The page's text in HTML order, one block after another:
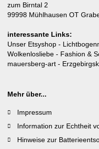
zum Birntal 2
99998 Mühlhausen OT
interessante Links:
Unser Etsyshop -
Wolkenlosliebe - Fashion &
mauersberg-art -
Mehr über...
Impressum
Information zur Echtheit
Hinweise zur